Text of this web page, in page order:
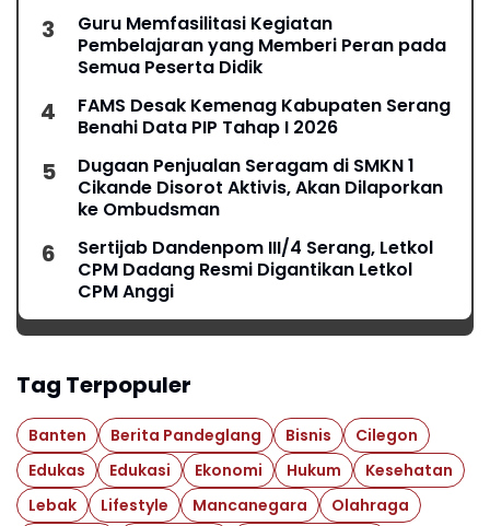
Guru Memfasilitasi Kegiatan
Pembelajaran yang Memberi Peran pada
Semua Peserta Didik
FAMS Desak Kemenag Kabupaten Serang
Benahi Data PIP Tahap I 2026
Dugaan Penjualan Seragam di SMKN 1
Cikande Disorot Aktivis, Akan Dilaporkan
ke Ombudsman
Sertijab Dandenpom III/4 Serang, Letkol
CPM Dadang Resmi Digantikan Letkol
CPM Anggi
Tag Terpopuler
Banten Berita Pandeglang Bisnis
Cilegon
Edukas
Edukasi Ekonomi Hukum
Kesehatan
Lebak
Lifestyle Mancanegara
Olahraga